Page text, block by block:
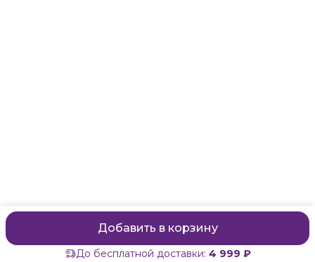
Добавить в корзину
До бесплатной доставки: 4 999 ₽